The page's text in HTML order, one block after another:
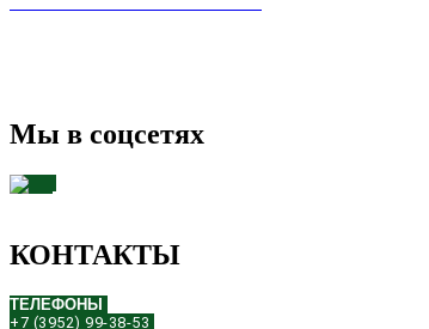
Мы в соцсетях
КОНТАКТЫ
ТЕЛЕФОНЫ
+7 (3952) 99-38-53